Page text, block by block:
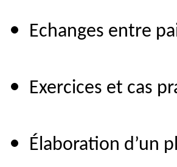
Echanges entre
Exercices et cas
Élaboration d’un